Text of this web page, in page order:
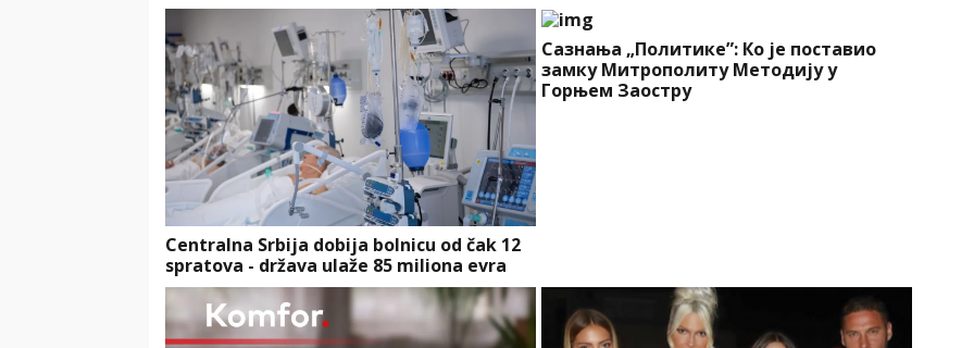
Centralna Srbija dobija bolnicu od čak 12
spratova - država ulaže 85 miliona evra
Сазнања „Политике”: Ко је поставио
замку Митрополиту Методију у
Горњем Заостру